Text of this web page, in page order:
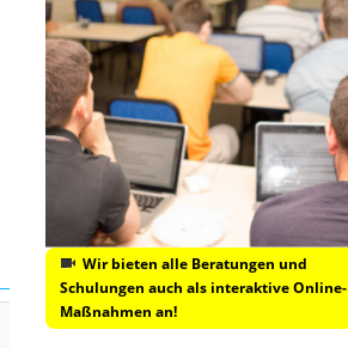
Wir bieten alle Beratungen und
Schulungen auch als interaktive Online-
Maßnahmen an!